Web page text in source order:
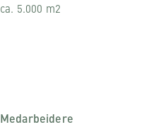
ca. 5.000 m2
Medarbeidere